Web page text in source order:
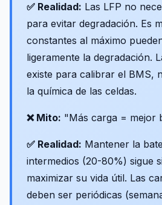
✅ Realidad: Las LFP no
para evitar degradación. Es
constantes al máximo
ligeramente la degradación.
existe para calibrar el BMS,
la química de las celdas.
❌ Mito: "Más carga = mejor
✅ Realidad: Mantener la
intermedios (20-80%) sigue
maximizar su vida útil. Las
deben ser periódicas